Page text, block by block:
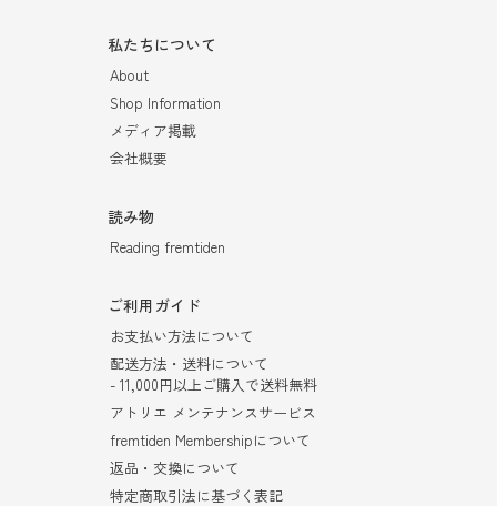
私たちについて
About
Shop Information
メディア掲載
会社概要
読み物
Reading fremtiden
ご利用ガイド
お支払い方法について
配送方法・送料について
- 11,000円以上ご購入で送料無料
アトリエ メンテナンスサービス
fremtiden Membershipについて
返品・交換について
特定商取引法に基づく表記